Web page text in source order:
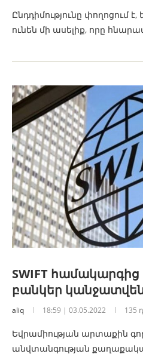
Ընդդիմությունը փողոցում
ունեն մի ասելիք, որը
SWIFT
բանկեր
aliq 18:59 | 03.05.2022 135
Եվրամիության արտաքին
անվտանգության